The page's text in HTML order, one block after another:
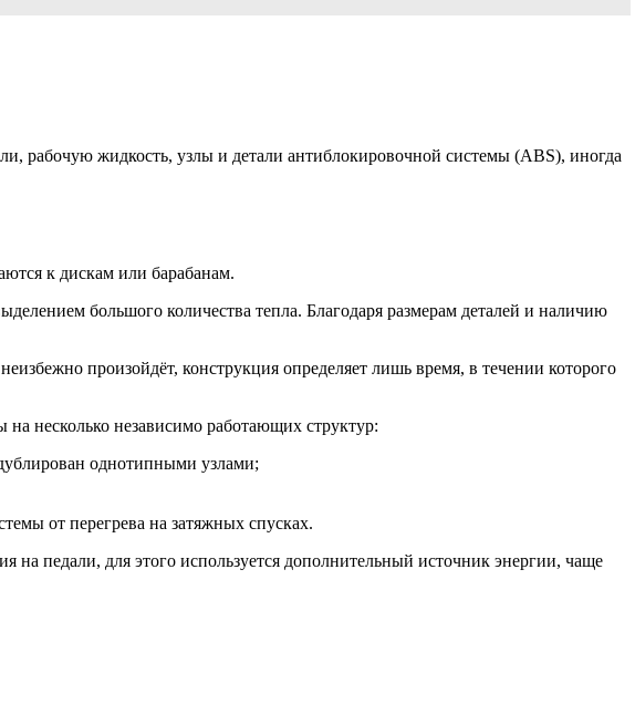
рабочую жидкость, узлы и детали антиблокировочной системы (ABS), иногда
к дискам или барабанам.
большого количества тепла. Благодаря размерам деталей и наличию
произойдёт, конструкция определяет лишь время, в течении которого
несколько независимо работающих структур:
однотипными узлами;
от перегрева на затяжных спусках.
на педали, для этого используется дополнительный источник энергии, чаще